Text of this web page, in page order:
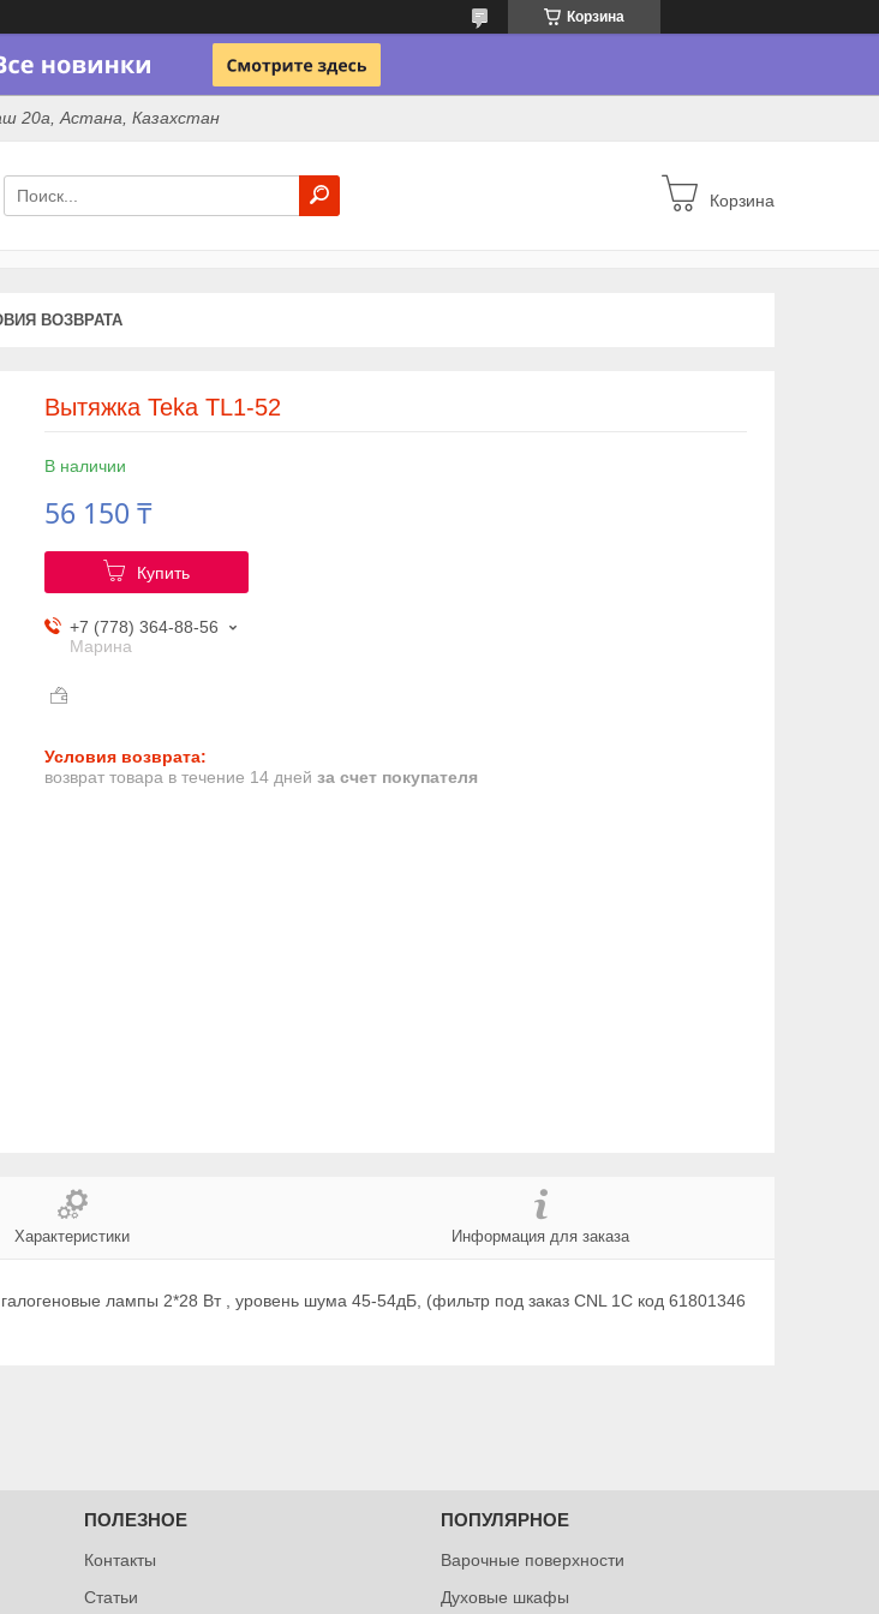
Корзина
20а, Астана, Казахстан
Корзина
ВОЗВРАТА
Вытяжка Teka TL1-52
В наличии
56 150 ₸
Купить
+7 (778) 364-88-56
Марина
возврат товара в течение 14 дней за счет покупателя
Характеристики Информация для заказа
лампы 2*28 Вт , уровень шума 45-54дБ, (фильтр под заказ CNL 1C код 61801346
ПОЛЕЗНОЕ
Контакты
Статьи
ПОПУЛЯРНОЕ
Варочные поверхности
Духовые шкафы